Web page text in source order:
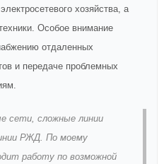
хозяйства, а
Особое внимание
отдаленных
и передаче проблемных
сети, сложные линии
РЖД. По моему
работу по возможной